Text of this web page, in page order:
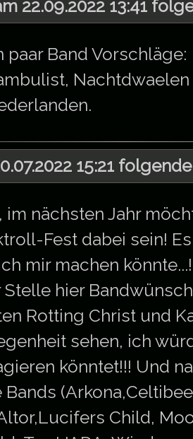
22.09.2022 13:41
paar Band Vorschläge:
15:21
im nächsten Jahr
Fest dabei sein!
mir machen könnte...!
hier
Rotting Christ und
sehen, ich
könntet!!! Und
Child,